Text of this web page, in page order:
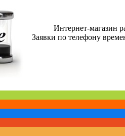
Интернет-магазин
Заявки по телефону